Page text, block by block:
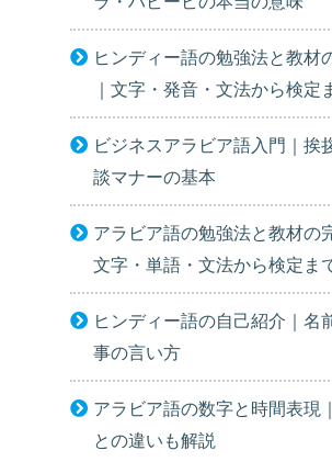
ヒンディー語の勉強法と教材
｜文字・発音・文法から検定
ビジネスアラビア語入門｜挨
談マナーの基本
アラビア語の勉強法と教材の
文字・単語・文法から検定ま
ヒンディー語の自己紹介｜名
事の言い方
アラビア語の数字と時間表現
との違いも解説